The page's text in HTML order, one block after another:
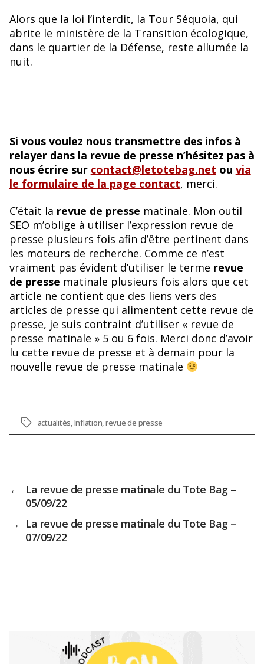
Alors que la loi l’interdit, la Tour Séquoia, qui
abrite le ministère de la Transition écologique,
dans le quartier de la Défense, reste allumée la
nuit.
Si vous voulez nous transmettre des infos à
relayer dans la revue de presse n’hésitez pas à
nous écrire sur contact@letotebag.net ou via
le formulaire de la page contact, merci.
C’était la revue de presse matinale. Mon outil
SEO m’oblige à utiliser l’expression revue de
presse plusieurs fois afin d’être pertinent dans
les moteurs de recherche. Comme ce n’est
vraiment pas évident d’utiliser le terme revue
de presse matinale plusieurs fois alors que cet
article ne contient que des liens vers des
articles de presse qui alimentent cette revue de
presse, je suis contraint d’utiliser « revue de
presse matinale » 5 ou 6 fois. Merci donc d’avoir
lu cette revue de presse et à demain pour la
nouvelle revue de presse matinale
Étiquettes
actualités Inflation revue de presse
← La revue de presse matinale du Tote Bag –
05/09/22
→ La revue de presse matinale du Tote Bag –
07/09/22